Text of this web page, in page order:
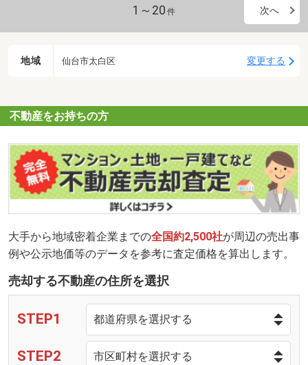
1～20 件 次へ
地域 仙台市太白区 変更する
不動産をお持ちの方
大手から地域密着企業までの全国約2,500社が周辺の売出事
例や公示地価等のデータを参考に査定価格を算出します。
売却する不動産の住所を選択
STEP1
STEP2